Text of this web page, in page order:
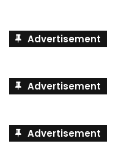
Advertisement
Advertisement
Advertisement